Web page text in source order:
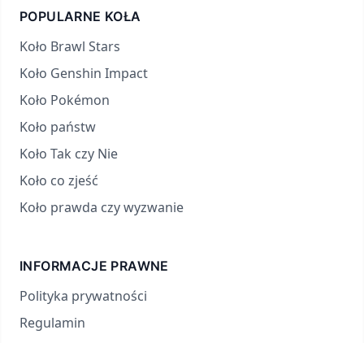
POPULARNE KOŁA
Koło Brawl Stars
Koło Genshin Impact
Koło Pokémon
Koło państw
Koło Tak czy Nie
Koło co zjeść
Koło prawda czy wyzwanie
INFORMACJE PRAWNE
Polityka prywatności
Regulamin